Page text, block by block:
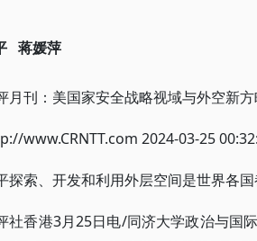
蒋媛萍
月刊：美国家安全战略视域与外空新方
www.CRNTT.com 2024-03-25
探索、开发和利用外层空间是世界各国
社香港3月25日电/同济大学政治与国